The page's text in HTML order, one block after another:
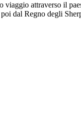
attraverso il
dal Regno degli